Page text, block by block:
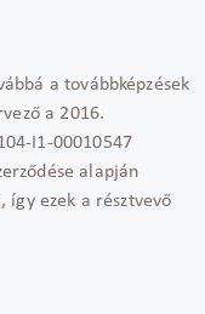
a továbbképzések
a 2016.
I1-00010547
alapján
így ezek a résztvevő